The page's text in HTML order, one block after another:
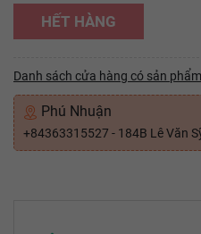
HẾT HÀNG
Danh sách cửa hàng có sản
Phú Nhuận
+84363315527 - 184B Lê Văn